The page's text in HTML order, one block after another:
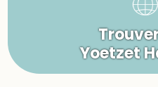
Yoetzet